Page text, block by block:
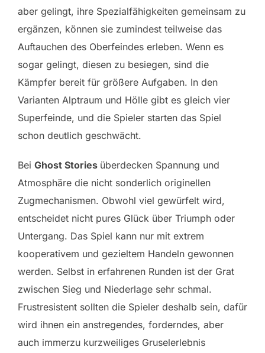
aber gelingt, ihre Spezialfähigkeiten gemeinsam zu
ergänzen, können sie zumindest teilweise das
Auftauchen des Oberfeindes erleben. Wenn es
sogar gelingt, diesen zu besiegen, sind die
Kämpfer bereit für größere Aufgaben. In den
Varianten Alptraum und Hölle gibt es gleich vier
Superfeinde, und die Spieler starten das Spiel
schon deutlich geschwächt.
Bei Ghost Stories überdecken Spannung und
Atmosphäre die nicht sonderlich originellen
Zugmechanismen. Obwohl viel gewürfelt wird,
entscheidet nicht pures Glück über Triumph oder
Untergang. Das Spiel kann nur mit extrem
kooperativem und gezieltem Handeln gewonnen
werden. Selbst in erfahrenen Runden ist der Grat
zwischen Sieg und Niederlage sehr schmal.
Frustresistent sollten die Spieler deshalb sein, dafür
wird ihnen ein anstregendes, forderndes, aber
auch immerzu kurzweiliges Gruselerlebnis